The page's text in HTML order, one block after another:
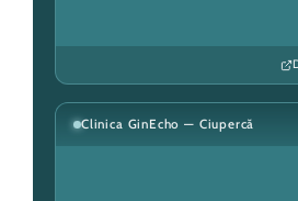
Clinica GinEcho — Ciupercă